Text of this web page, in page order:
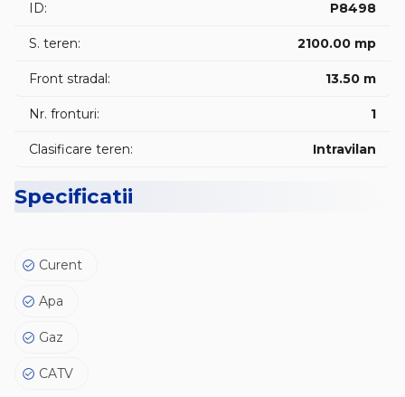
0756 // 33 // 44 // 31 – George!
😊 Va asteptam la vizionare !
ID: P8498
S. teren: 2100.00 mp
Front stradal: 13.50 m
Nr. fronturi: 1
Clasificare teren: Intravilan
Specificatii
Curent
Apa
Gaz
CATV